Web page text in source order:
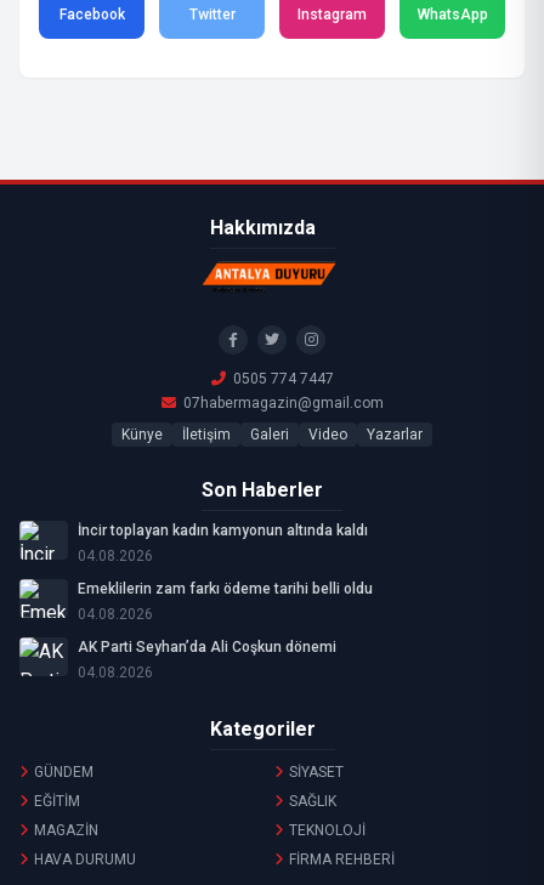
Facebook Twitter Instagram WhatsApp
Hakkımızda
0505 774 7447
07habermagazin@gmail.com
Künye
İletişim Galeri Video Yazarlar
Son Haberler
İncir toplayan kadın kamyonun altında kaldı
04.08.2026
Emeklilerin zam farkı ödeme tarihi belli oldu
04.08.2026
AK Parti Seyhan’da Ali Coşkun dönemi
04.08.2026
Kategoriler
GÜNDEM
SİYASET
EĞİTİM
SAĞLIK
MAGAZİN
TEKNOLOJİ
HAVA DURUMU
FİRMA REHBERİ